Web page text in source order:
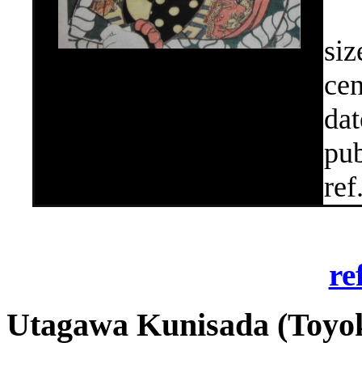
Utagawa Kunisada